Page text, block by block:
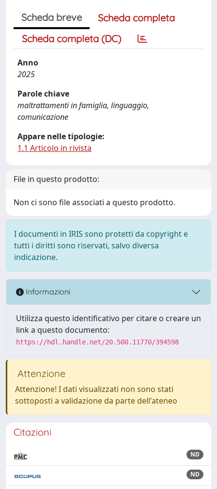
Scheda breve
Scheda completa
Scheda completa (DC)
Anno
2025
Parole chiave
maltrattamenti in famiglia, linguaggio,
comunicazione
Appare nelle tipologie:
1.1 Articolo in rivista
File in questo prodotto:
Non ci sono file associati a questo prodotto.
I documenti in IRIS sono protetti da copyright e
tutti i diritti sono riservati, salvo diversa
indicazione.
Informazioni
Utilizza questo identificativo per citare o creare un
link a questo documento:
https://hdl.handle.net/20.500.11770/394598
Attenzione
Attenzione! I dati visualizzati non sono stati
sottoposti a validazione da parte dell'ateneo
Citazioni
ND
ND